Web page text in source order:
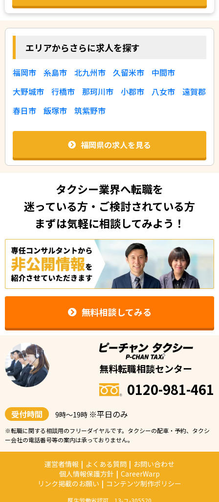
エリアからさらに求人を探す
福岡市 糸島市 北九州市 久留米市
中間市
大野城市
行橋市 那珂川市 小郡市 八女市
遠賀郡
春日市
飯塚市 筑紫野市
福岡県の求人を見る
タクシー業界へ転職を
迷っている方・ご検討されている方
まずは気軽に相談してみよう！
無料相談してみる
無料転職相談センター
0120-981-461
受付時間 9時〜19時 ※平日のみ
※転職に関する相談用のフリーダイヤルです。タクシーの配車・予約、タクシ
ー会社の電話番号等の案内は承っておりません。
運営者情報 | よくある質問 | お問い合わせ
個人情報保護方針 | CareerWarp
リンク掲載のお願い | コンテンツ制作ポリシー
厚生労働省認可 13-ユ-305520